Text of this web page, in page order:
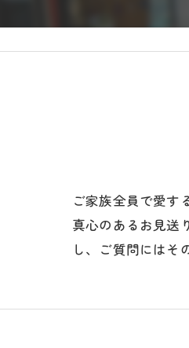
ご家族全員で愛す
真心のあるお見送
し、ご質問にはそ